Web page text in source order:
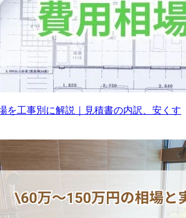
を工事別に解説｜見積書の内訳、安くす